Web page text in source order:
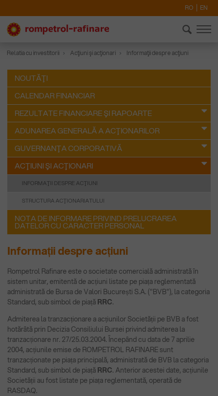
RO EN
Relatia cu investitorii Acţiuni şi acţionari Informaţii despre acţiuni
NOUTĂŢI
CALENDAR FINANCIAR
REZULTATE FINANCIARE ŞI RAPOARTE
ADUNAREA GENERALĂ A ACŢIONARILOR
GUVERNANŢA CORPORATIVĂ
ACŢIUNI ŞI ACŢIONARI
INFORMAŢII DESPRE ACŢIUNI
STRUCTURA ACŢIONARIATULUI
NOTA DE INFORMARE PRIVIND PRELUCRAREA
DATELOR CU CARACTER PERSONAL
Informații despre acțiuni
Rompetrol Rafinare este o societate comercială administrată în
sistem unitar, emitentă de acțiuni listate pe piața reglementată
administrată de Bursa de Valori București S.A. ("BVB"), la categoria
Standard, sub simbol de piață RRC.
Admiterea la tranzacționare a acțiunilor Societății pe BVB a fost
hotărâtă prin Decizia Consiliului Bursei privind admiterea la
tranzacționare nr. 27/25.03.2004. Începând cu data de 7 aprilie
2004, acțiunile emise de ROMPETROL RAFINARE sunt
tranzacționate pe piața principală, administrată de BVB la categoria
Standard, sub simbol de piață RRC. Anterior acestei date, acțiunile
Societății au fost listate pe piața reglementată, operată de
RASDAQ.